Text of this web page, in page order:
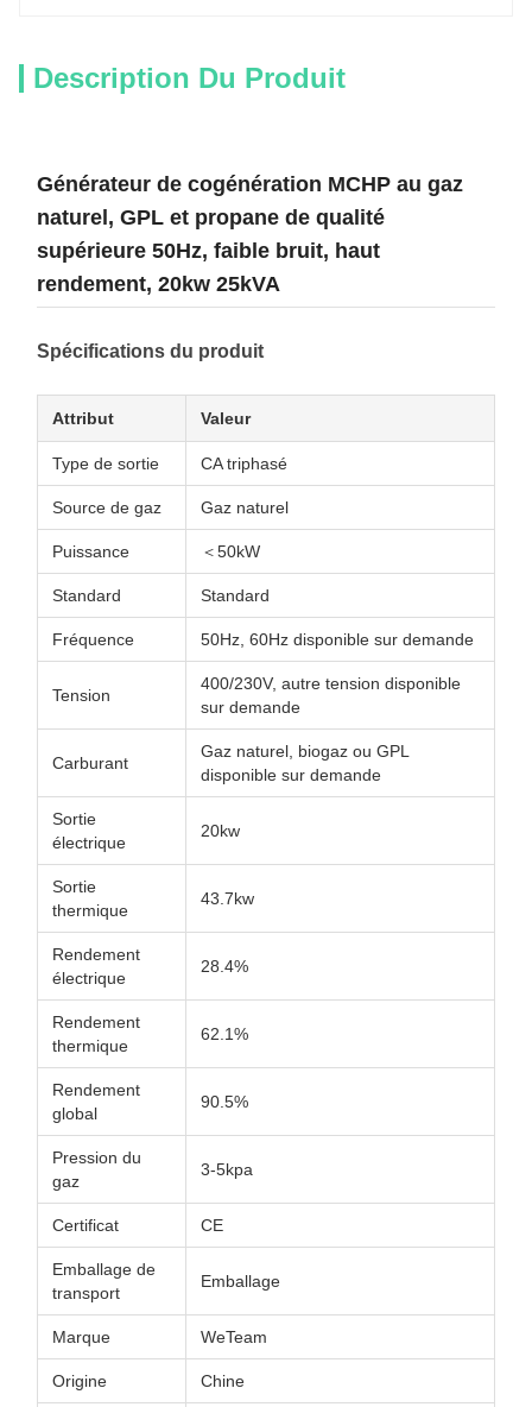
Description Du Produit
Générateur de cogénération MCHP au gaz
naturel, GPL et propane de qualité
supérieure 50Hz, faible bruit, haut
rendement, 20kw 25kVA
Spécifications du produit
Attribut Valeur
Type de sortie CA triphasé
Source de gaz Gaz naturel
Puissance ＜50kW
Standard Standard
Fréquence 50Hz, 60Hz disponible sur demande
Tension
400/230V, autre tension disponible
sur demande
Carburant
Gaz naturel, biogaz ou GPL
disponible sur demande
Sortie
électrique
20kw
Sortie
thermique
43.7kw
Rendement
électrique
28.4%
Rendement
thermique
62.1%
Rendement
global
90.5%
Pression du
gaz
3-5kpa
Certificat CE
Emballage de
transport
Emballage
Marque WeTeam
Origine Chine